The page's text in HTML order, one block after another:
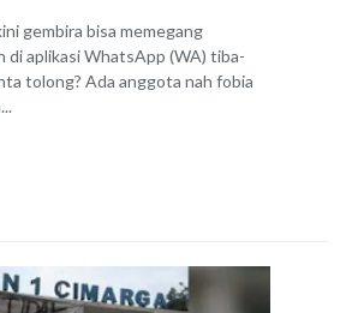
gembira bisa memegang
di aplikasi WhatsApp (WA) tiba-
tolong? Ada anggota nah fobia